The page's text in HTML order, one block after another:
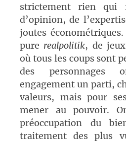
strictement rien qui
d’opinion, de
joutes
pure realpolitik, de
où tous les coups sont
des personnages
engagement un parti,
valeurs, mais pour
mener au pouvoir.
préoccupation du
traitement des plus